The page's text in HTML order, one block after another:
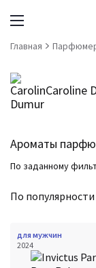
Главная
Caroline
Ароматы
По заданному
По популярности
для мужчин
2024